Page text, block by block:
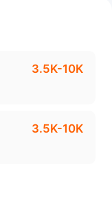
3.5K-10K
3.5K-10K